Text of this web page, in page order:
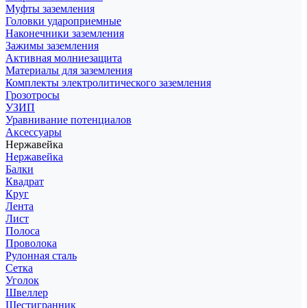
Муфты заземления
Головки удароприемные
Наконечники заземления
Зажимы заземления
Активная молниезащита
Материалы для заземления
Комплекты электролитического заземления
Грозотросы
УЗИП
Уравнивание потенциалов
Аксессуары
Нержавейка
Нержавейка
Балки
Квадрат
Круг
Лента
Лист
Полоса
Проволока
Рулонная сталь
Сетка
Уголок
Швеллер
Шестигранник